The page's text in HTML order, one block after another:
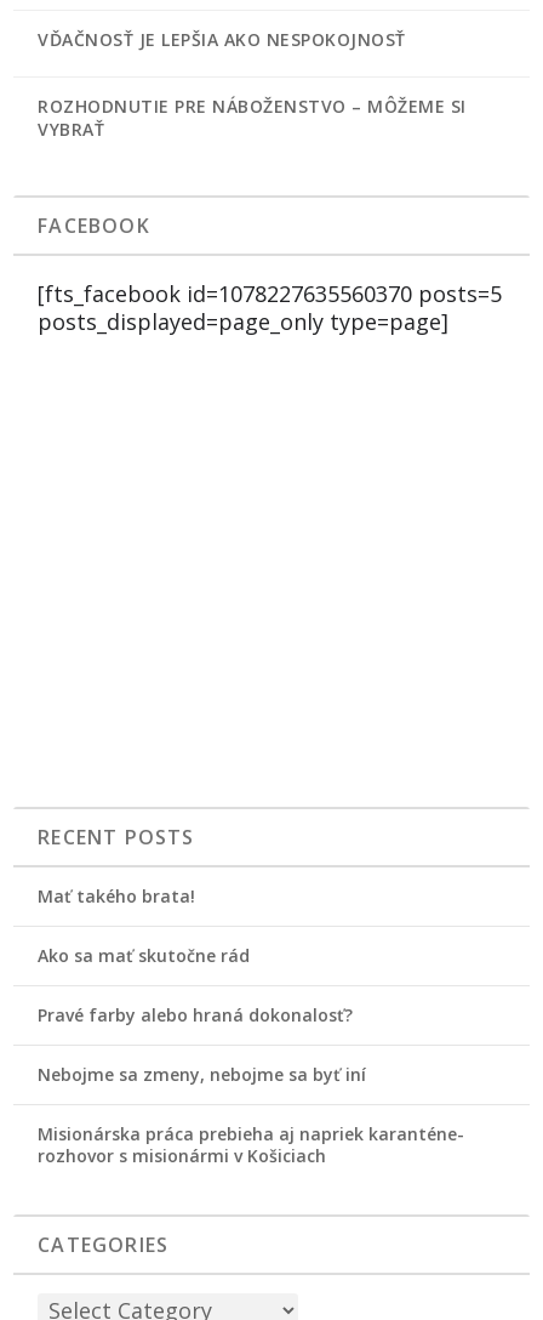
VĎAČNOSŤ JE LEPŠIA AKO NESPOKOJNOSŤ
ROZHODNUTIE PRE NÁBOŽENSTVO – MÔŽEME SI
VYBRAŤ
FACEBOOK
[fts_facebook id=1078227635560370 posts=5
posts_displayed=page_only type=page]
RECENT POSTS
Mať takého brata!
Ako sa mať skutočne rád
Pravé farby alebo hraná dokonalosť?
Nebojme sa zmeny, nebojme sa byť iní
Misionárska práca prebieha aj napriek karanténe-
rozhovor s misionármi v Košiciach
CATEGORIES